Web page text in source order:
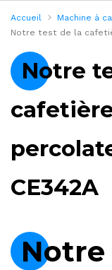
Accueil Machine à
Notre test de la
Notre
CE342A
Notre